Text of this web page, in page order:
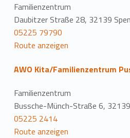
Familienzentrum
Daubitzer Straße 28, 32139
05225 79790
Route anzeigen
AWO Kita/Familienzentrum
Familienzentrum
Bussche-Münch-Straße 6,
05225 2414
Route anzeigen